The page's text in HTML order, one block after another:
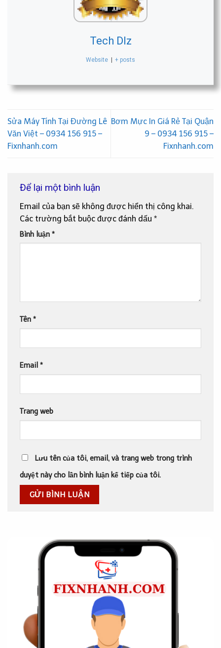
Tech Dlz
Website | + posts
Sửa Máy Tính Tại Đường Lê
Văn Việt – 0934 156 915 –
Fixnhanh.com
Bơm Mực In Giá Rẻ Tại Quận
9 – 0934 156 915 –
Fixnhanh.com
Để lại một bình luận
Email của bạn sẽ không được hiển thị công khai.
Các trường bắt buộc được đánh dấu *
Bình luận *
Tên *
Email *
Trang web
Lưu tên của tôi, email, và trang web trong trình
duyệt này cho lần bình luận kế tiếp của tôi.